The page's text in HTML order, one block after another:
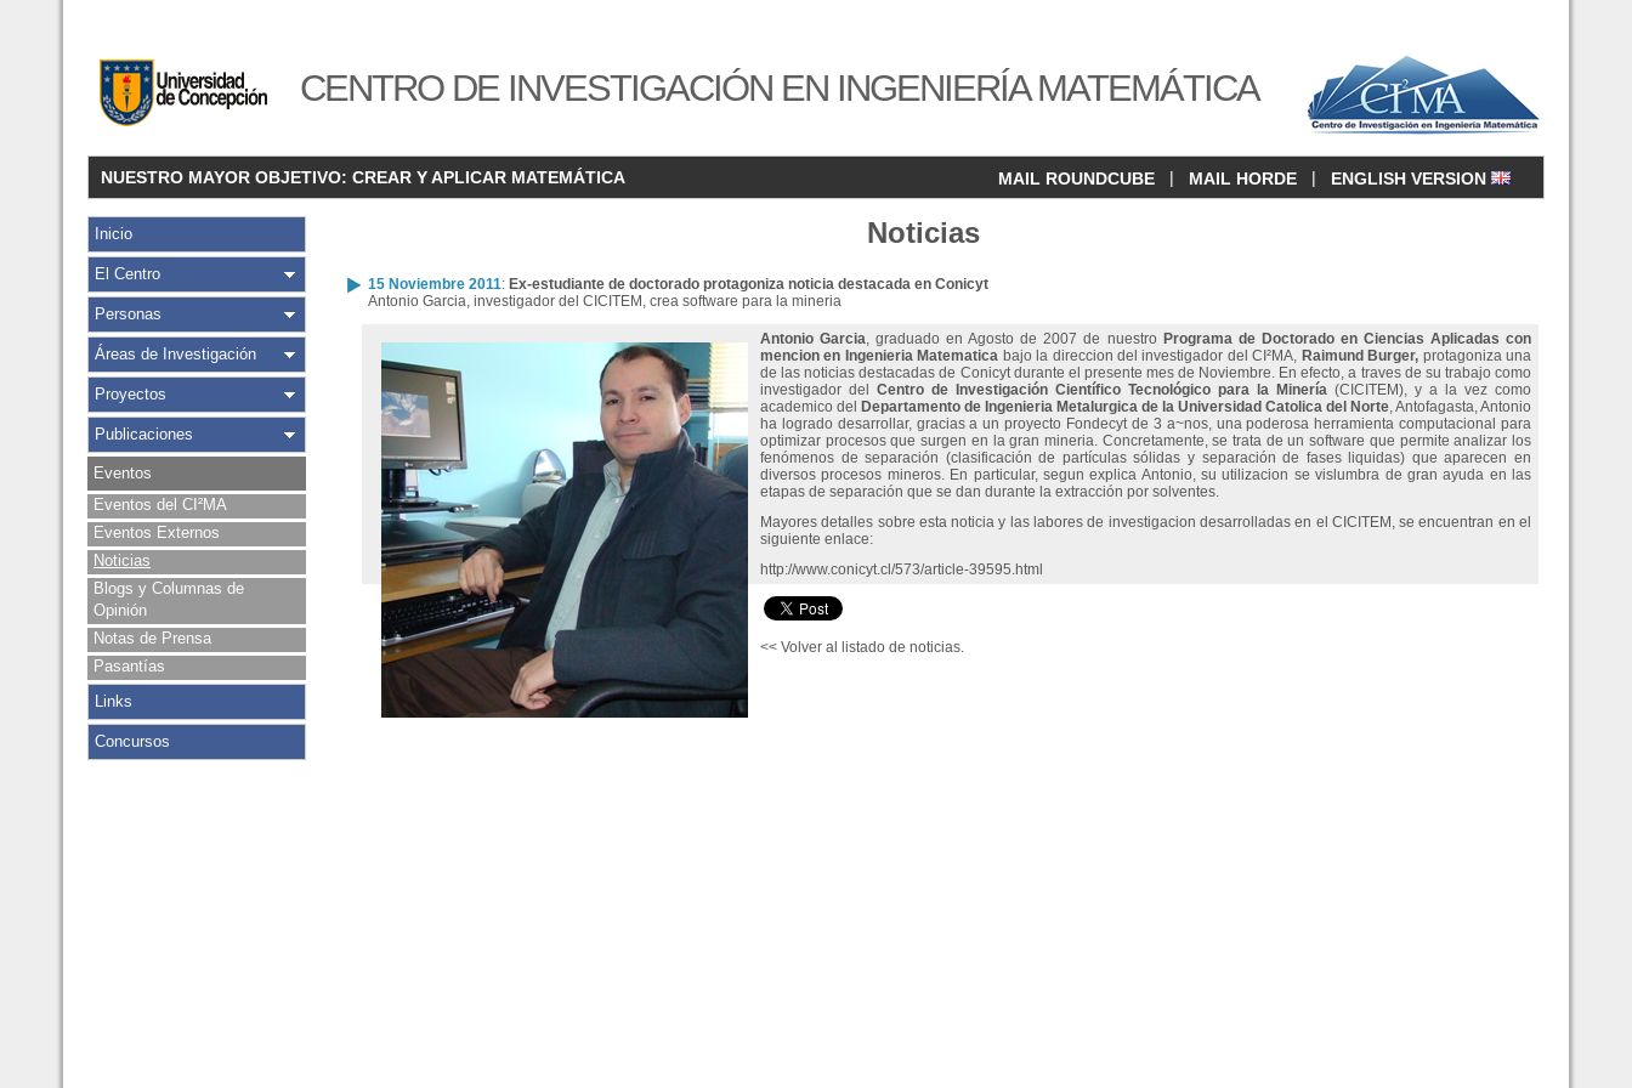
CENTRO DE INVESTIGACIÓN EN INGENIERÍA MATEMÁTICA
NUESTRO MAYOR OBJETIVO: CREAR Y APLICAR MATEMÁTICA MAIL ROUNDCUBE | MAIL HORDE | ENGLISH VERSION
Inicio
El Centro
Personas
Áreas de Investigación
Proyectos
Publicaciones
Eventos
Eventos del CI²MA
Eventos Externos
Noticias
Blogs y Columnas de
Opinión
Notas de Prensa
Pasantías
Links
Concursos
Noticias
15 Noviembre 2011: Ex-estudiante de doctorado protagoniza noticia destacada en Conicyt
Antonio Garcia, investigador del CICITEM, crea software para la mineria
Antonio Garcia, graduado en Agosto de 2007 de nuestro Programa de Doctorado en Ciencias Aplicadas con
mencion en Ingenieria Matematica bajo la direccion del investigador del CI²MA, Raimund Burger, protagoniza una
de las noticias destacadas de Conicyt durante el presente mes de Noviembre. En efecto, a traves de su trabajo como
investigador del Centro de Investigación Científico Tecnológico para la Minería (CICITEM), y a la vez como
academico del
Departamento de Ingenieria Metalurgica de la Universidad Catolica del Norte, Antofagasta, Antonio
ha logrado desarrollar, gracias a un proyecto Fondecyt de 3 a~nos, una poderosa herramienta computacional para
optimizar procesos que surgen en la gran mineria. Concretamente, se trata de un software que permite analizar los
fenómenos de separación (clasificación de partículas sólidas y separación de fases liquidas) que aparecen en
diversos procesos mineros. En particular, segun explica Antonio, su utilizacion se vislumbra de gran ayuda en las
etapas de separación que se dan durante la extracción por solventes.
Mayores detalles sobre esta noticia y las labores de investigacion desarrolladas en el CICITEM, se encuentran en el
siguiente enlace:
http://www.conicyt.cl/573/article-39595.html
<< Volver al listado de noticias.